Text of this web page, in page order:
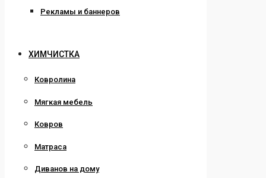
Рекламы и баннеров
ХИМЧИСТКА
Ковролина
Мягкая мебель
Ковров
Матраса
Диванов на дому